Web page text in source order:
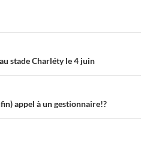
stade Charléty le 4 juin
appel à un gestionnaire!?